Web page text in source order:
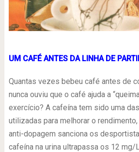
UM CAFÉ ANTES DA LINHA DE
Quantas vezes bebeu café antes de
nunca ouviu que o café ajuda a
exercício? A cafeína tem sido uma
utilizadas para melhorar o
anti-dopagem sanciona os
cafeína na urina ultrapassa os 12 mg/